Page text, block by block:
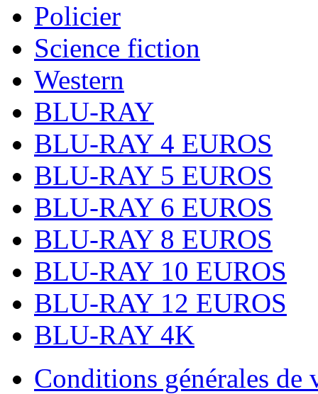
Policier
Science fiction
Western
BLU-RAY
BLU-RAY 4 EUROS
BLU-RAY 5 EUROS
BLU-RAY 6 EUROS
BLU-RAY 8 EUROS
BLU-RAY 10 EUROS
BLU-RAY 12 EUROS
BLU-RAY 4K
Conditions générales de